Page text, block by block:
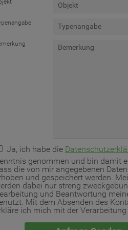
Ja, ich habe die
genommen und bin damit
die von mir angegebenen
und gespeichert werden.
dabei nur streng
und Beantwortung
Mit dem Absenden des
ich mich mit der